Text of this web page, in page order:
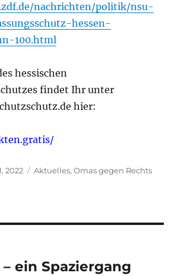
nachrichten/politik/nsu-
hessen-
100.html
hessischen
findet Ihr unter
hier:
2022 Kategorien
Aktuelles,Omas gegen Rechts
ein Spaziergang